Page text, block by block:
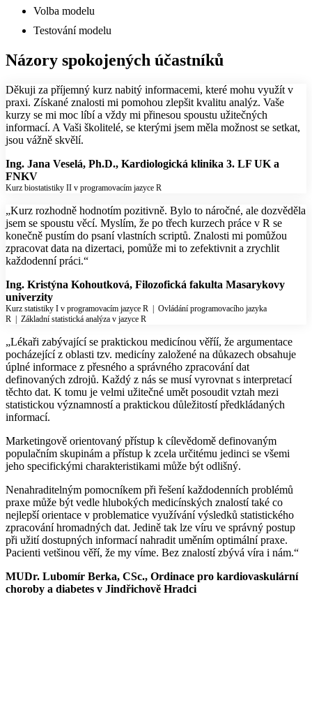
Volba modelu
Testování modelu
Názory spokojených účastníků
Děkuji za příjemný kurz nabitý informacemi, které mohu využít v
praxi. Získané znalosti mi pomohou zlepšit kvalitu analýz. Vaše
kurzy se mi moc líbí a vždy mi přinesou spoustu užitečných
informací. A Vaši školitelé, se kterými jsem měla možnost se setkat,
jsou vážně skvělí.
Ing. Jana Veselá, Ph.D., Kardiologická klinika 3. LF UK a
FNKV
Kurz biostatistiky II v programovacím jazyce R
„Kurz rozhodně hodnotím pozitivně. Bylo to náročné, ale dozvěděla
jsem se spoustu věcí. Myslím, že po třech kurzech práce v R se
konečně pustím do psaní vlastních scriptů. Znalosti mi pomůžou
zpracovat data na dizertaci, pomůže mi to zefektivnit a zrychlit
každodenní práci.“
Ing. Kristýna Kohoutková, Filozofická fakulta Masarykovy
univerzity
Kurz statistiky I v programovacím jazyce R
Ovládání programovacího jazyka
R
Základní statistická analýza v jazyce R
„Lékaři zabývající se praktickou medicínou věříí, že argumentace
pocházející z oblasti tzv. medicíny založené na důkazech obsahuje
úplné informace z přesného a správného zpracování dat
definovaných zdrojů. Každý z nás se musí vyrovnat s interpretací
těchto dat. K tomu je velmi užitečné umět posoudit vztah mezi
statistickou významností a praktickou důležitostí předkládaných
informací.
Marketingově orientovaný přístup k cílevědomě definovaným
populačním skupinám a přístup k zcela určitému jedinci se všemi
jeho specifickými charakteristikami může být odlišný.
Nenahraditelným pomocníkem při řešení každodenních problémů
praxe může být vedle hlubokých medicínských znalostí také co
nejlepší orientace v problematice využívání výsledků statistického
zpracování hromadných dat. Jedině tak lze víru ve správný postup
při užití dostupných informací nahradit uměním optimální praxe.
Pacienti vetšinou věří, že my víme. Bez znalostí zbývá víra i nám.“
MUDr. Lubomír Berka, CSc., Ordinace pro kardiovaskulární
choroby a diabetes v Jindřichově Hradci